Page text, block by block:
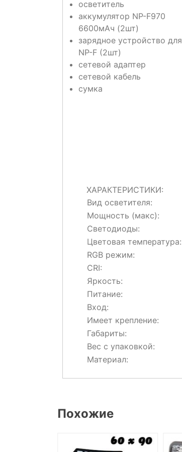
осветитель
аккумулятор NP-F970
6600мАч (2шт)
зарядное устройство для
NP-F (2шт)
сетевой адаптер
сетевой кабель
сумка
ХАРАКТЕРИСТИКИ:
Вид осветителя:
Мощность (макс):
Светодиоды:
Цветовая температура:
RGB режим:
CRI:
Яркость:
Питание:
Вход:
Имеет крепление:
Габариты:
Вес с упаковкой:
Материал:
Похожие